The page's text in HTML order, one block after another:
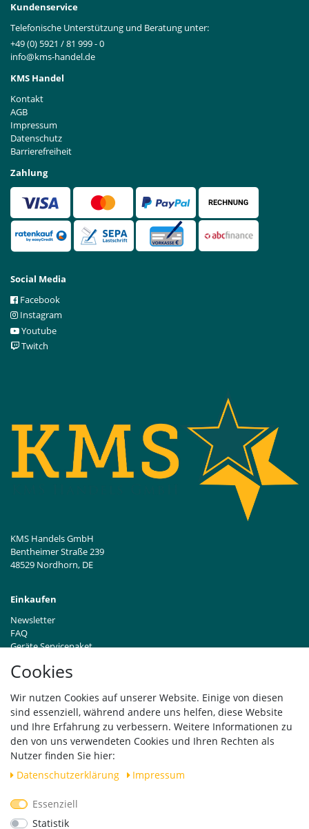
Cookies
Wir nutzen Cookies auf unserer Website. Einige von diesen
sind essenziell, während andere uns helfen, diese Website
und Ihre Erfahrung zu verbessern. Weitere Informationen zu
den von uns verwendeten Cookies und Ihren Rechten als
Nutzer finden Sie hier:
Daten­schutz­erklärung
Impressum
Essenziell
Statistik
Kundenservice
Telefonische Unterstützung und Beratung unter:
+49 (0) 5921 / 81 999 - 0
info@kms-handel.de
KMS Handel
Kontakt
AGB
Impressum
Datenschutz
Barrierefreiheit
Zahlung
Social Media
Facebook
Instagram
Youtube
Twitch
KMS Handels GmbH
Bentheimer Straße 239
48529 Nordhorn, DE
Einkaufen
Newsletter
FAQ
Geräte Servicepaket
Händleranfragen B2B
Widerrufsrecht
Vertrag widerrufen
Versand
Geprüfte Sicherheit